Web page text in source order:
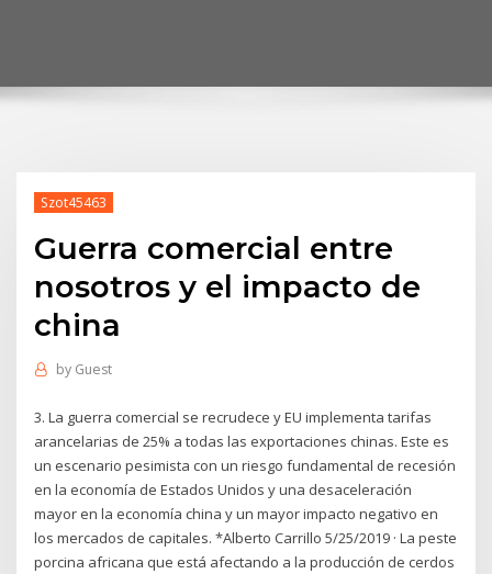
Szot45463
Guerra comercial entre
nosotros y el impacto de
china
by Guest
3. La guerra comercial se recrudece y EU implementa tarifas
arancelarias de 25% a todas las exportaciones chinas. Este es
un escenario pesimista con un riesgo fundamental de recesión
en la economía de Estados Unidos y una desaceleración
mayor en la economía china y un mayor impacto negativo en
los mercados de capitales. *Alberto Carrillo 5/25/2019 · La peste
porcina africana que está afectando a la producción de cerdos